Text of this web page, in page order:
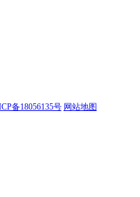
备18056135号 网站地图